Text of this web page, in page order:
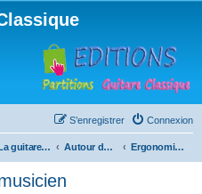
Connexion
S’enregistrer
La guitare : instrument, cours et théorie Autour de la guitare Ergonomie et bobos du musicien